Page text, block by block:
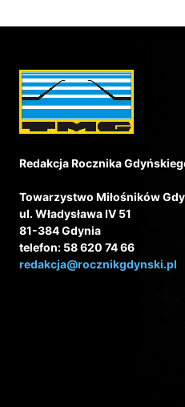
Redakcja Rocznika
Towarzystwo Miłośników
ul. Władysława IV 51
81-384 Gdynia
telefon: 58 620 74 66
redakcja@rocznikgdynski.pl